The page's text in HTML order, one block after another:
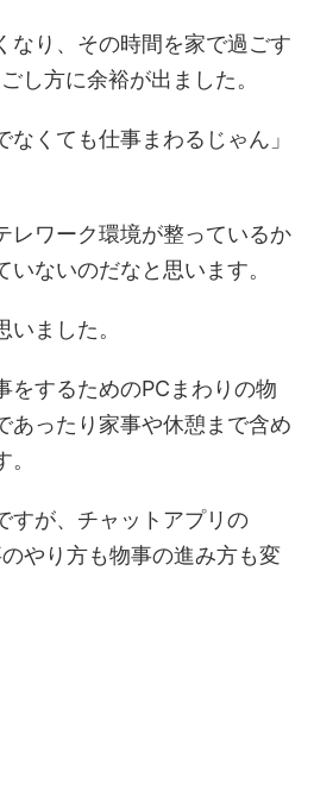
なり、その時間を家で過ごす
し方に余裕が出ました。
なくても仕事まわるじゃん」
レワーク環境が整っているか
いないのだなと思います。
ました。
をするためのPCまわりの物
あったり家事や休憩まで含め
すが、チャットアプリの
やり方も物事の進み方も変